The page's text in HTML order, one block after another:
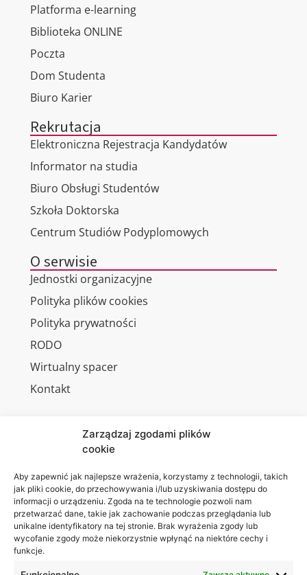
Zarządzaj zgodami plików
cookie
Aby zapewnić jak najlepsze wrażenia, korzystamy z technologii, takich
jak pliki cookie, do przechowywania i/lub uzyskiwania dostępu do
informacji o urządzeniu. Zgoda na te technologie pozwoli nam
przetwarzać dane, takie jak zachowanie podczas przeglądania lub
unikalne identyfikatory na tej stronie. Brak wyrażenia zgody lub
wycofanie zgody może niekorzystnie wpłynąć na niektóre cechy i
funkcje.
Platforma e-learning
Biblioteka ONLINE
Poczta
Dom Studenta
Biuro Karier
Rekrutacja
Elektroniczna Rejestracja Kandydatów
Informator na studia
Biuro Obsługi Studentów
Szkoła Doktorska
Centrum Studiów Podyplomowych
O serwisie
Jednostki organizacyjne
Polityka plików cookies
Polityka prywatności
RODO
Wirtualny spacer
Kontakt
Akademia
WSEI
ul.
Projektowa
4